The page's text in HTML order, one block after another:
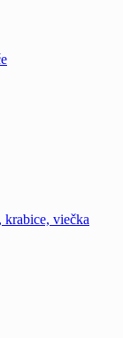
krabice, viečka